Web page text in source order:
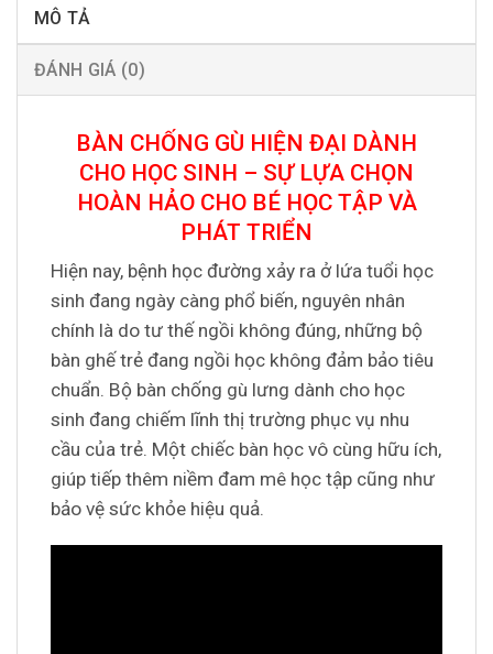
MÔ TẢ
ĐÁNH GIÁ (0)
BÀN CHỐNG GÙ HIỆN ĐẠI DÀNH
CHO HỌC SINH – SỰ LỰA CHỌN
HOÀN HẢO CHO BÉ HỌC TẬP VÀ
PHÁT TRIỂN
Hiện nay, bệnh học đường xảy ra ở lứa tuổi học
sinh đang ngày càng phổ biến, nguyên nhân
chính là do tư thế ngồi không đúng, những bộ
bàn ghế trẻ đang ngồi học không đảm bảo tiêu
chuẩn. Bộ bàn chống gù lưng dành cho học
sinh đang chiếm lĩnh thị trường phục vụ nhu
cầu của trẻ. Một chiếc bàn học vô cùng hữu ích,
giúp tiếp thêm niềm đam mê học tập cũng như
bảo vệ sức khỏe hiệu quả.